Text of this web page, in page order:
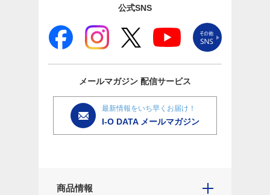
公式SNS
メールマガジン 配信サービス
最新情報をいち早くお届け！
I-O DATA メールマガジン
商品情報